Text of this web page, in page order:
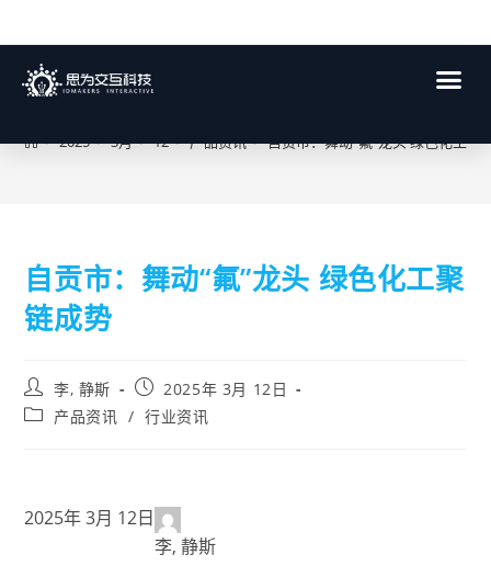
博客
> 2025 > 3月 > 12 > 产品资讯 > 自贡市：舞动“氟”龙头 绿色化工聚
自贡市：舞动“氟”龙头 绿色化工聚
链成势
李, 静斯
2025年 3月 12日
产品资讯 / 行业资讯
2025年 3月 12日
李, 静斯